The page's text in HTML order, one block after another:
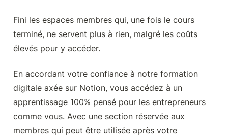
Fini les espaces membres qui, une fois le cours
terminé, ne servent plus à rien, malgré les coûts
élevés pour y accéder.
En accordant votre confiance à notre formation
digitale axée sur Notion, vous accédez à un
apprentissage 100% pensé pour les entrepreneurs
comme vous. Avec une section réservée aux
membres qui peut être utilisée après votre